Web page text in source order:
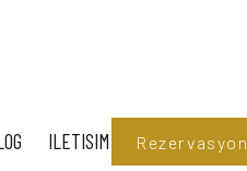
ILETISIM Rezervasyon